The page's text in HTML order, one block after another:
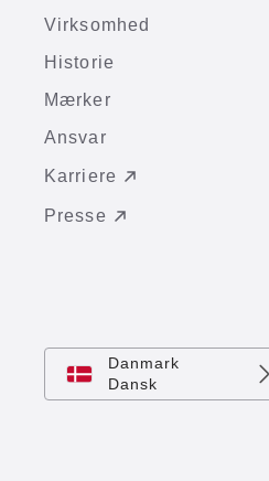
Virksomhed
Historie
Mærker
Ansvar
Karriere
Presse
Danmark
Dansk